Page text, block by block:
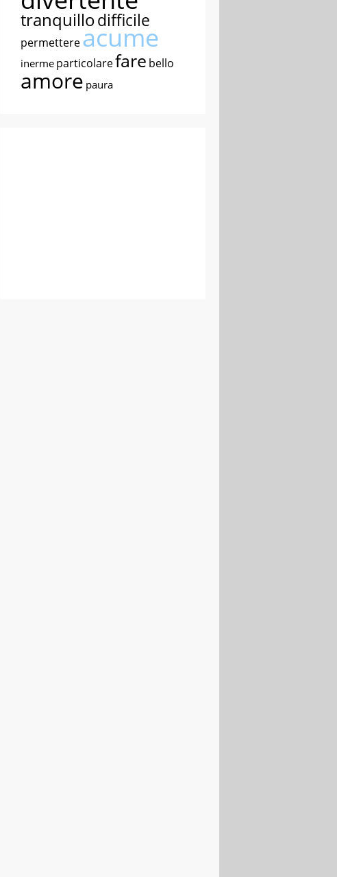
tranquillodifficile
permettereacume
inerme particolarefare bello
amore paura